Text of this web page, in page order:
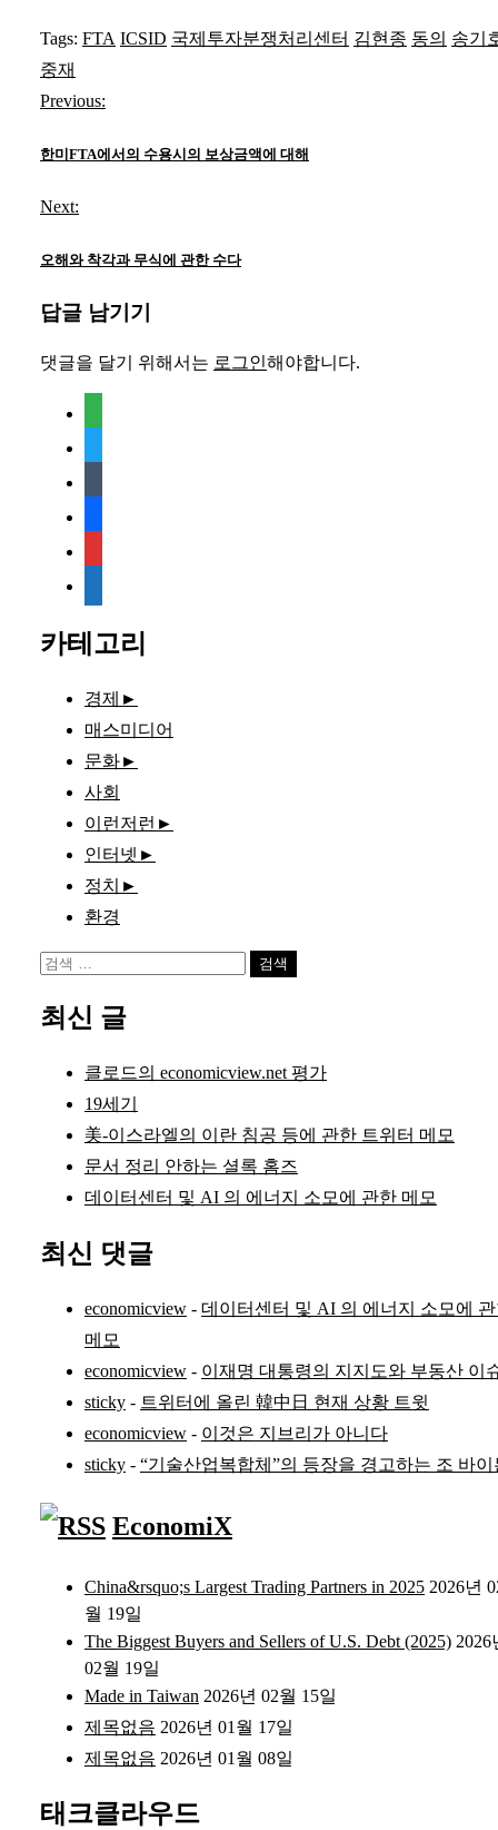
Tags: FTA ICSID 국제투자분쟁처리센터 김현종 동의 송기
중재
글
Previous:
한미FTA에서의 수용시의 보상금액에 대해
Next:
오해와 착각과 무식에 관한 수다
답글 남기기
댓글을 달기 위해서는 로그인해야합니다.
카테고리
경제 ►
매스미디어
문화►
사회
이런저런 ►
인터넷 ►
정치 ►
환경
검
최신 글
클로드의 economicview.net 평가
19세기
美-이스라엘의 이란 침공 등에 관한 트위터 메모
문서 정리 안하는 셜록 홈즈
데이터센터 및 AI 의 에너지 소모에 관한 메모
최신 댓글
economicview - 데이터센터 및 AI 의 에너지 소모에
메모
economicview - 이재명 대통령의 지지도와 부동산 이
sticky - 트위터에 올린 韓中日 현재 상황 트윗
economicview - 이것은 지브리가 아니다
sticky - “기술산업복합체”의 등장을 경고하는 조 바이
EconomiX
China&rsquo;s Largest Trading Partners in 2025 2026년
월 19일
The Biggest Buyers and Sellers of U.S. Debt (2025) 2026
02월 19일
Made in Taiwan 2026년 02월 15일
제목없음 2026년 01월 17일
제목없음 2026년 01월 08일
태크클라우드